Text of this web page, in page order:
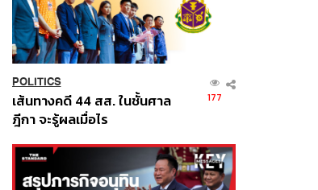
POLITICS
เส้นทางคดี 44 สส. ในชั้นศาล
ฎีกา จะรู้ผลเมื่อไร
177